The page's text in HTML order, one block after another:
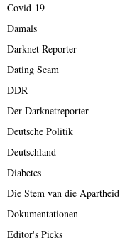
Covid-19
Damals
Darknet Reporter
Dating Scam
DDR
Der Darknetreporter
Deutsche Politik
Deutschland
Diabetes
Die Stem van die Apartheid
Dokumentationen
Editor's Picks